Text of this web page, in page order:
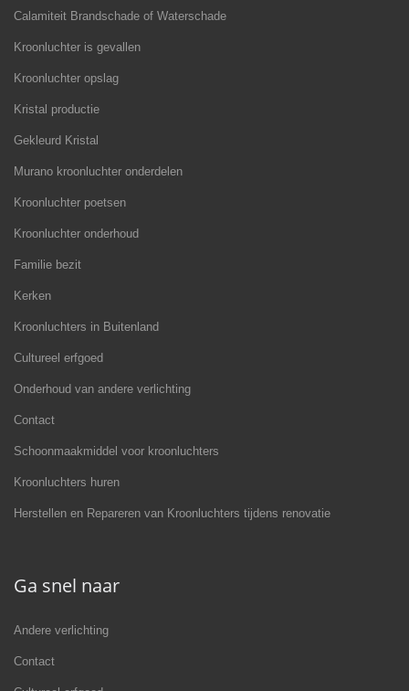
Calamiteit Brandschade of Waterschade
Kroonluchter is gevallen
Kroonluchter opslag
Kristal productie
Gekleurd Kristal
Murano kroonluchter onderdelen
Kroonluchter poetsen
Kroonluchter onderhoud
Familie bezit
Kerken
Kroonluchters in Buitenland
Cultureel erfgoed
Onderhoud van andere verlichting
Contact
Schoonmaakmiddel voor kroonluchters
Kroonluchters huren
Herstellen en Repareren van Kroonluchters tijdens renovatie
Ga snel naar
Andere verlichting
Contact